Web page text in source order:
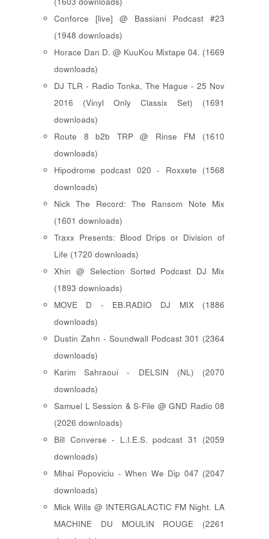
Conforce [live] @ Bassiani Podcast #23
(1948 downloads)
Horace Dan D. @ KuuKou Mixtape 04. (1669
downloads)
DJ TLR - Radio Tonka, The Hague - 25 Nov
2016 (Vinyl Only Classix Set) (1691
downloads)
Route 8 b2b TRP @ Rinse FM (1610
downloads)
Hipodrome podcast 020 - Roxxete (1568
downloads)
Nick The Record: The Ransom Note Mix
(1601 downloads)
Traxx Presents: Blood Drips or Division of
Life (1720 downloads)
Xhin @ Selection Sorted Podcast DJ Mix
(1893 downloads)
MOVE D - EB.RADIO DJ MIX (1886
downloads)
Dustin Zahn - Soundwall Podcast 301 (2364
downloads)
Karim Sahraoui - DELSIN (NL) (2070
downloads)
Samuel L Session & S-File @ GND Radio 08
(2026 downloads)
Bill Converse - L.I.E.S. podcast 31 (2059
downloads)
Mihai Popoviciu - When We Dip 047 (2047
downloads)
Mick Wills @ INTERGALACTIC FM Night. LA
MACHINE DU MOULIN ROUGE (2261